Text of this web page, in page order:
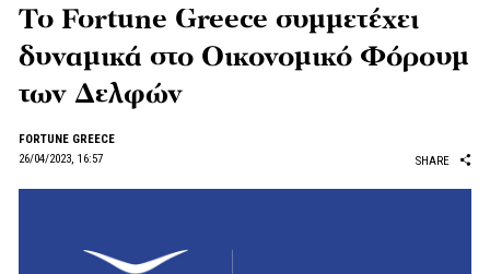
To Fortune Greece συμμετέχει
δυναμικά στο Οικονομικό Φόρουμ
των Δελφών
FORTUNE GREECE
26/04/2023, 16:57
SHARE